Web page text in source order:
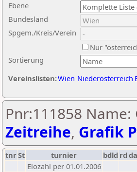
Ebene
Sortierung
Bundesland
Spgem./Kreis/Verein
Nur
Vereinslisten:Wien Niederösterreich
Pnr:111858
Zeitreihe, Grafik
tnrSt turnier bdld rd
Elozahl per 01.01.2006